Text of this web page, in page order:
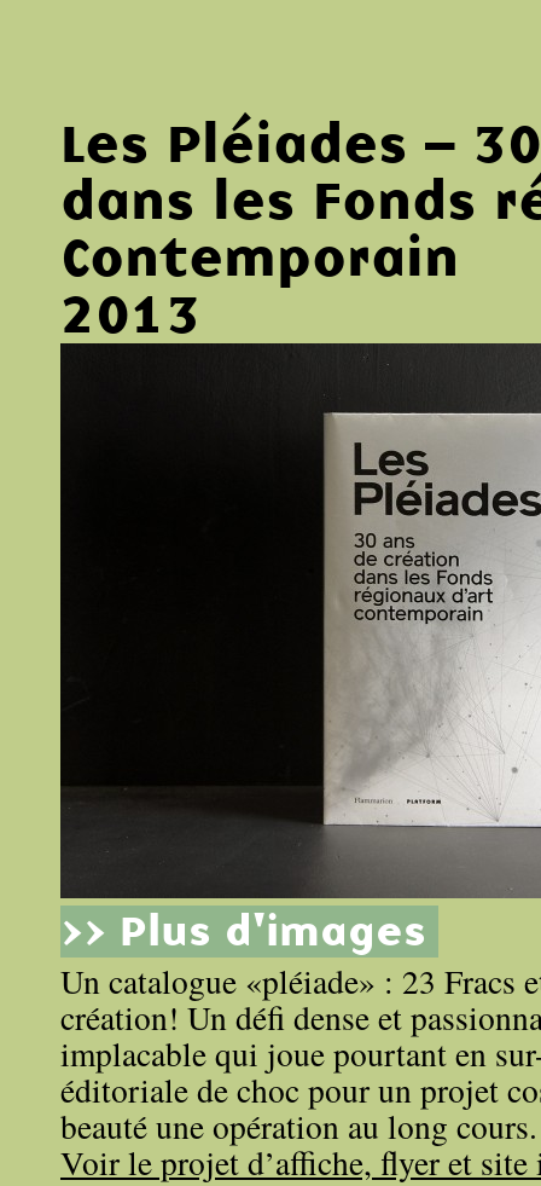
Les Pléiades –
dans les Fonds
Contemporain
2013
>> Plus d'images
Un catalogue «pléiade» : 23 Fracs
création! Un défi dense et
implacable qui joue pourtant en
éditoriale de choc pour un projet
beauté une opération au long cours.
Voir le projet d’affiche, flyer et site